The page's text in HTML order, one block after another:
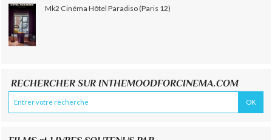
Mk2 Cinéma Hôtel Paradiso (Paris 12)
RECHERCHER SUR INTHEMOODFORCINEMA.COM